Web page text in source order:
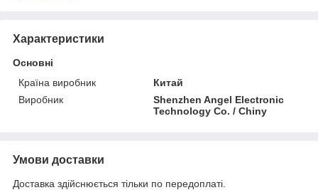
Характеристики
Основні
Країна виробник
Китай
Виробник
Shenzhen Angel Electronic
Technology Co. / Chiny
Умови доставки
Доставка здійснюється тільки по передоплаті.